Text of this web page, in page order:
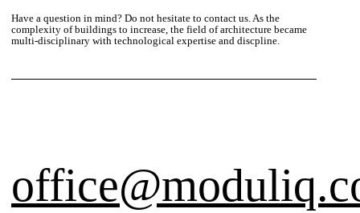
Have a question in mind? Do not hesitate to contact us. As the
complexity of buildings to increase, the field of architecture became
multi-disciplinary with technological expertise and discpline.